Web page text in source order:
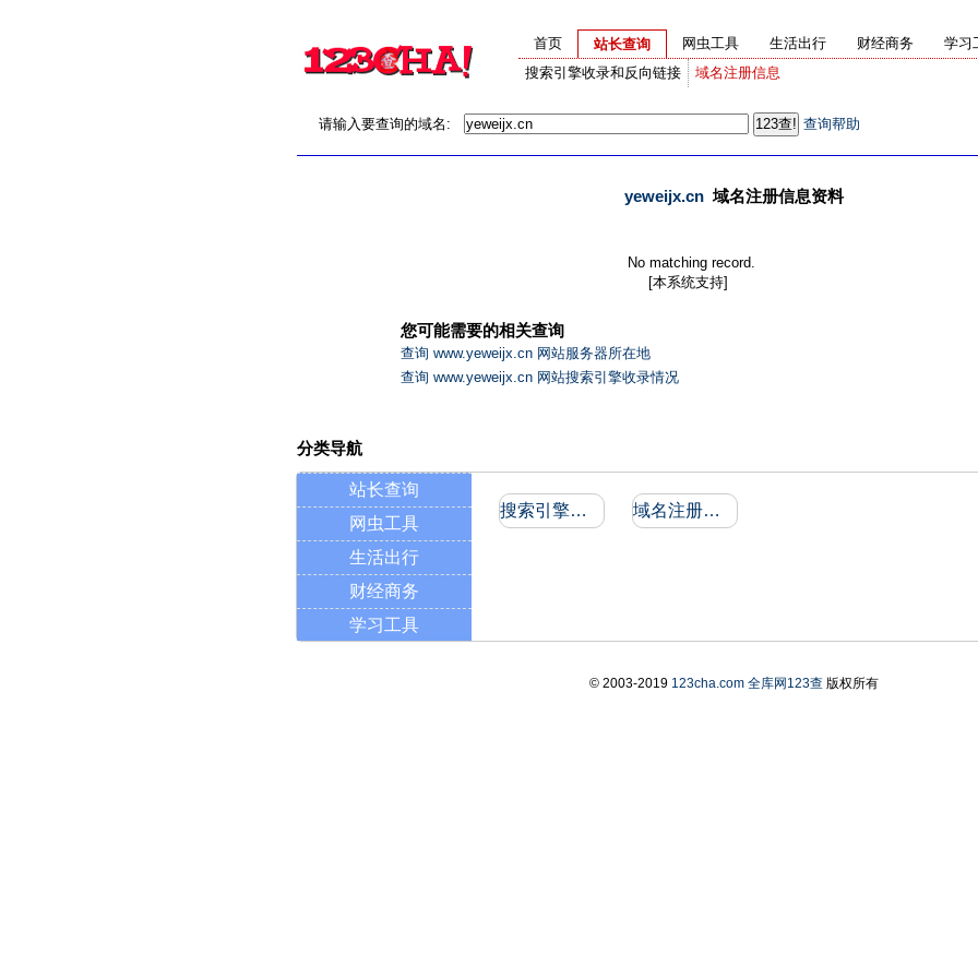
首页
站长查询
搜索引擎收录和反向链接
域名注册信息
网虫工具 生活出行 财经商务 学习
请输入要查询的域名: 查询帮助
yeweijx.cn域名注册信息资料
No matching record.
[本系统支持]
您可能需要的相关查询
查询 www.yeweijx.cn 网站服务器所在地
查询 www.yeweijx.cn 网站搜索引擎收录情况
分类导航
站长查询
网虫工具
生活出行
财经商务
学习工具
搜索引擎收录和反向链接 域名注册信息
© 2003-2019 123cha.com 全库网123查版权所有